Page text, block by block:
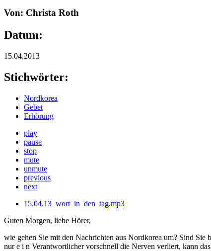
Von: Christa Roth
Datum:
15.04.2013
Stichwörter:
Nordkorea
Gebet
Erhörung
play
pause
stop
mute
unmute
previous
next
15.04.13_wort_in_den_tag.mp3
Guten Morgen, liebe Hörer,
wie gehen Sie mit den Nachrichten aus Nordkorea um? Sind Sie
nur e i n Verantwortlicher vorschnell die Nerven verliert, kann